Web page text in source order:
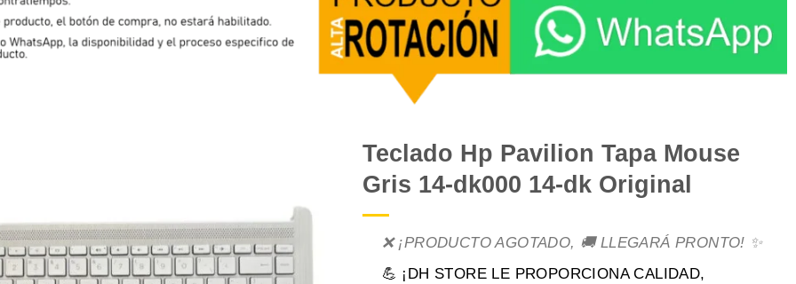
Despues
Teclado Hp Pavilion Tapa Mouse
Gris 14-dk000 14-dk Original
❌ ¡PRODUCTO AGOTADO, 🚚 LLEGARÁ PRONTO! ✨
💪 ¡DH STORE LE PROPORCIONA CALIDAD,